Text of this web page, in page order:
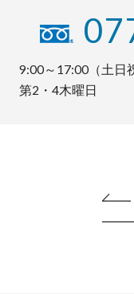
9:00～17:00（土日
第2・4木曜日